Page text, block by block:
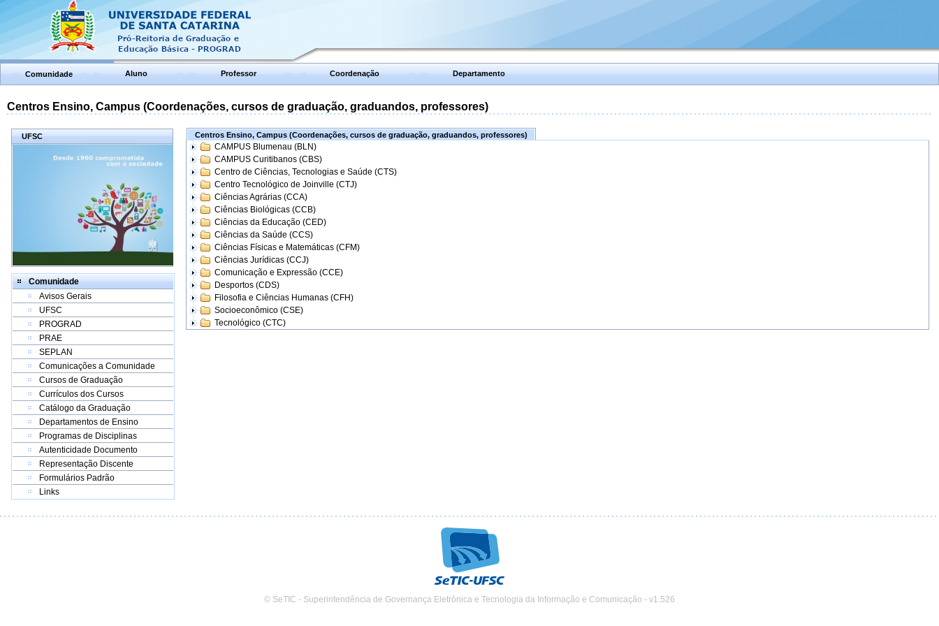
Comunidade Aluno Professor Coordenação Departamento
Centros Ensino, Campus (Coordenações, cursos de graduação, graduandos, professores)
UFSC
Comunidade
Avisos Gerais
UFSC
PROGRAD
PRAE
SEPLAN
Comunicações a Comunidade
Cursos de Graduação
Currículos dos Cursos
Catálogo da Graduação
Departamentos de Ensino
Programas de Disciplinas
Autenticidade Documento
Representação Discente
Formulários Padrão
Links
Centros Ensino, Campus (Coordenações, cursos de graduação, graduandos, professores)
CAMPUS Blumenau (BLN)
CAMPUS Curitibanos (CBS)
Centro de Ciências, Tecnologias e Saúde (CTS)
Centro Tecnológico de Joinville (CTJ)
Ciências Agrárias (CCA)
Ciências Biológicas (CCB)
Ciências da Educação (CED)
Ciências da Saúde (CCS)
Ciências Físicas e Matemáticas (CFM)
Ciências Jurídicas (CCJ)
Comunicação e Expressão (CCE)
Desportos (CDS)
Filosofia e Ciências Humanas (CFH)
Socioeconômico (CSE)
Tecnológico (CTC)
© SeTIC - Superintendência de Governança Eletrônica e Tecnologia da Informação e Comunicação - v1.526